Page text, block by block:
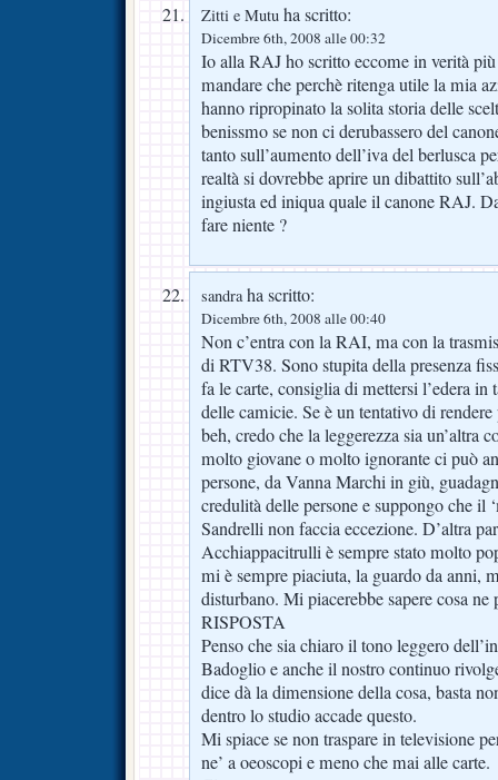
Zitti e Mutu ha scritto:
Dicembre 6th, 2008 alle 00:32
Io alla RAJ ho scritto eccome in verità
mandare che perchè ritenga utile la mia
hanno ripropinato la solita storia delle
benissmo se non ci derubassero del
tanto sull’aumento dell’iva del berlusca
realtà si dovrebbe aprire un dibattito
ingiusta ed iniqua quale il canone RAJ.
fare niente ?
sandraha scritto:
Dicembre 6th, 2008 alle 00:40
Non c’entra con la RAI, ma con la
di RTV38. Sono stupita della presenza
fa le carte, consiglia di mettersi l’edera in
delle camicie. Se è un tentativo di
beh, credo che la leggerezza sia un’altra
molto giovane o molto ignorante ci può
persone, da Vanna Marchi in giù,
credulità delle persone e suppongo che il
Sandrelli non faccia eccezione. D’altra
Acchiappacitrulli è sempre stato molto
mi è sempre piaciuta, la guardo da anni,
disturbano. Mi piacerebbe sapere cosa ne
RISPOSTA
Penso che sia chiaro il tono leggero
Badoglio e anche il nostro continuo
dice dà la dimensione della cosa, basta
dentro lo studio accade questo.
Mi spiace se non traspare in televisione
ne’ a oeoscopi e meno che mai alle carte.